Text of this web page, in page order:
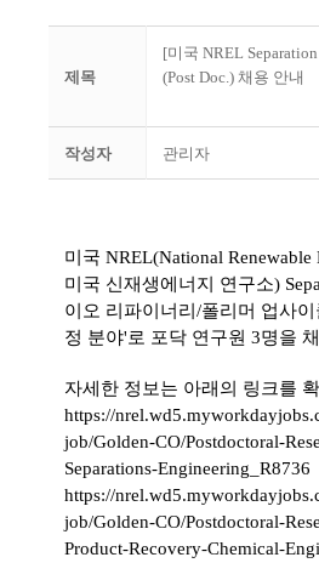
제목
[미국 NREL
(Post Doc.) 채용 안내
작성자 관리자
미국 NREL(National Renewable
미국 신재생에너지 연구소)
이오 리파이너리 /폴리머 업사이
정 분야'로 포닥 연구원 3명을
자세한 정보는 아래의 링크를
https://nrel.wd5.
job/Golden-CO/Postdoctoral-
Separations-Engineering_R8736
https://nrel.wd5.
job/Golden-CO/Postdoctoral-
Product-Recovery-Chemical-